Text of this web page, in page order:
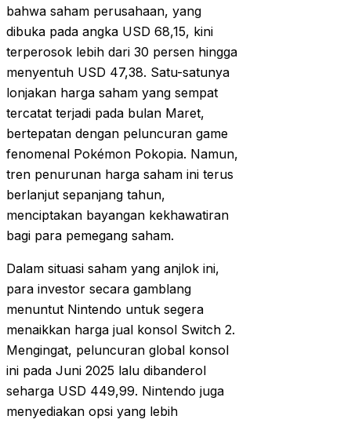
bahwa saham perusahaan, yang
dibuka pada angka USD 68,15, kini
terperosok lebih dari 30 persen hingga
menyentuh USD 47,38. Satu-satunya
lonjakan harga saham yang sempat
tercatat terjadi pada bulan Maret,
bertepatan dengan peluncuran game
fenomenal Pokémon Pokopia. Namun,
tren penurunan harga saham ini terus
berlanjut sepanjang tahun,
menciptakan bayangan kekhawatiran
bagi para pemegang saham.
Dalam situasi saham yang anjlok ini,
para investor secara gamblang
menuntut Nintendo untuk segera
menaikkan harga jual konsol Switch 2.
Mengingat, peluncuran global konsol
ini pada Juni 2025 lalu dibanderol
seharga USD 449,99. Nintendo juga
menyediakan opsi yang lebih